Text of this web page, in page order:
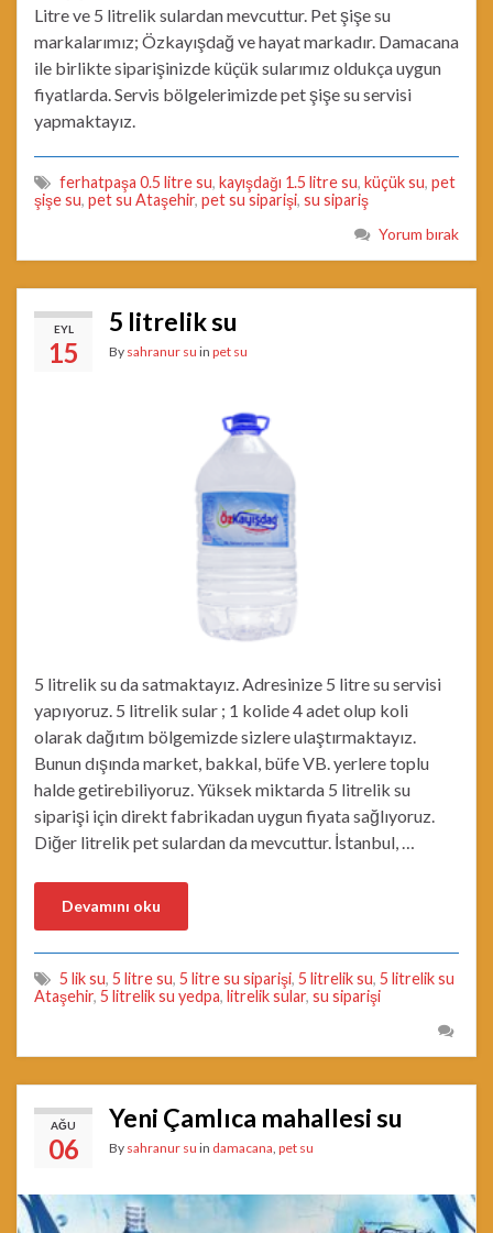
Litre ve 5 litrelik sulardan mevcuttur. Pet şişe su
markalarımız; Özkayışdağ ve hayat markadır. Damacana
ile birlikte siparişinizde küçük sularımız oldukça uygun
fiyatlarda. Servis bölgelerimizde pet şişe su servisi
yapmaktayız.
ferhatpaşa 0.5 litre su, kayışdağı 1.5 litre su, küçük su, pet
şişe su, pet su Ataşehir, pet su siparişi, su sipariş
Yorum bırak
EYL
15
5 litrelik su
By sahranur su in pet su
5 litrelik su da satmaktayız. Adresinize 5 litre su servisi
yapıyoruz. 5 litrelik sular ; 1 kolide 4 adet olup koli
olarak dağıtım bölgemizde sizlere ulaştırmaktayız.
Bunun dışında market, bakkal, büfe VB. yerlere toplu
halde getirebiliyoruz. Yüksek miktarda 5 litrelik su
siparişi için direkt fabrikadan uygun fiyata sağlıyoruz.
Diğer litrelik pet sulardan da mevcuttur. İstanbul, …
Devamını oku
5 lik su, 5 litre su, 5 litre su siparişi, 5 litrelik su, 5 litrelik su
Ataşehir, 5 litrelik su yedpa, litrelik sular, su siparişi
AĞU
06
Yeni Çamlıca mahallesi su
By sahranur su in damacana, pet su